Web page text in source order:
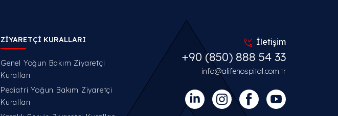
ZİYARETÇİ KURALLARI
Genel Yoğun Bakım Ziyaretçi
Kuralları
Pediatri Yoğun Bakım Ziyaretçi
Kuralları
İletişim
+90 (850) 888 54 33
info@alifehospital.com.tr